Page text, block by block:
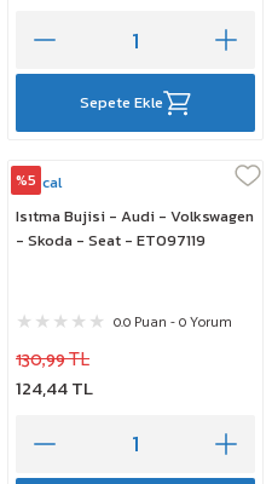
Sepete Ekle
%5
Rescal
Isıtma Bujisi - Audi - Volkswagen
- Skoda - Seat - ET097119
0.0 Puan - 0 Yorum
130,99 TL
124,44 TL